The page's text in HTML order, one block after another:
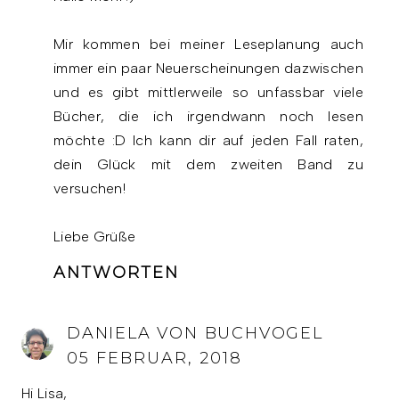
Mir kommen bei meiner Leseplanung auch
immer ein paar Neuerscheinungen dazwischen
und es gibt mittlerweile so unfassbar viele
Bücher, die ich irgendwann noch lesen
möchte :D Ich kann dir auf jeden Fall raten,
dein Glück mit dem zweiten Band zu
versuchen!
Liebe Grüße
ANTWORTEN
DANIELA VON BUCHVOGEL
05 FEBRUAR, 2018
Hi Lisa,